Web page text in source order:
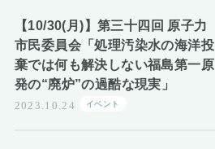
【10/30(月)】第三十四回 原子力
市民委員会「処理汚染水の海洋投
棄では何も解決しない福島第一原
発の“廃炉”の過酷な現実」
2023.10.24 イベント